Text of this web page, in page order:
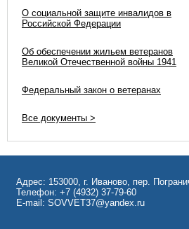
О социальной защите инвалидов в
Российской Федерации
Об обеспечении жильем ветеранов
Великой Отечественной войны 1941
Федеральный закон о ветеранах
Все документы >
Адрес: 153000, г. Иваново, пер.
Телефон: +7 (4932) 37-79-60
E-mail: SOVVET37@yandex.ru